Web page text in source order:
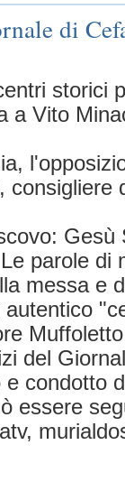
di
storici
a Vito
consigliere
Gesù
parole di
messa e
del
condotto
essere